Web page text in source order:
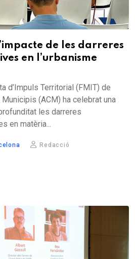
de les darreres
en l’urbanisme
d’Impuls Territorial (FMIT) de
Municipis (ACM) ha celebrat una
les darreres
en matèria...
Redacció